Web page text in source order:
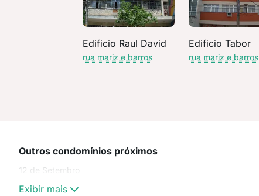
Edificio Raul David
rua mariz e barros
Edificio Tabor
rua mariz e barros
Outros condomínios próximos
12 de Setembro
Exibir mais